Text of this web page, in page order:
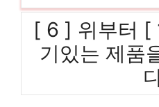
[ 6 ] 위부터 [
기있는 제품